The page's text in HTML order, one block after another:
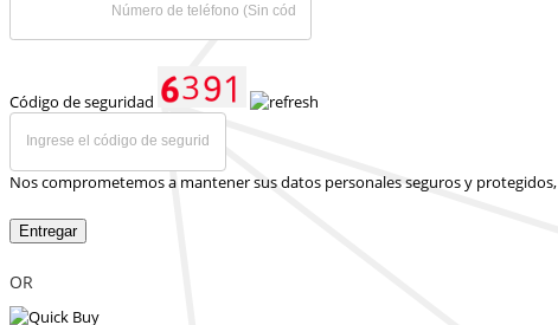
Código de seguridad
Nos comprometemos a mantener sus datos personales seguros y protegidos,
Entregar
OR